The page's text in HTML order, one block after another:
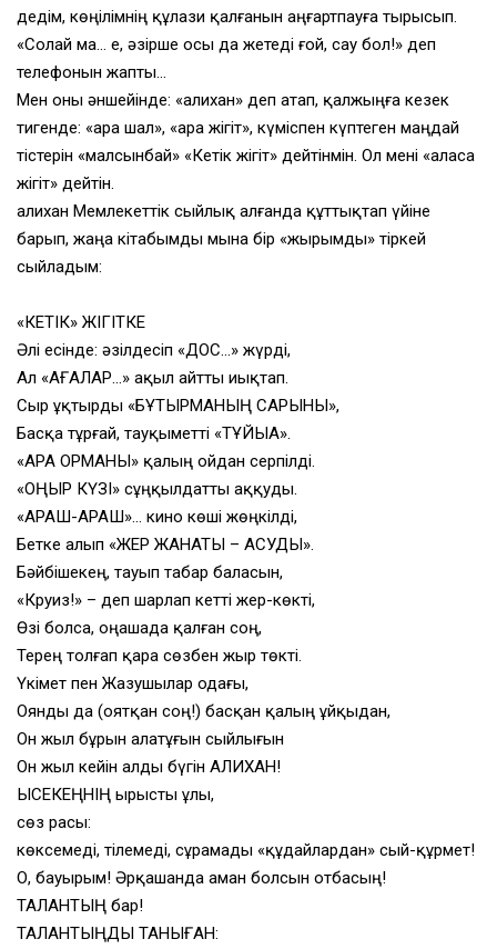
дедім, көңілімнің құлази қалғанын аңғартпауға тырысып.
«Солай ма… е, әзірше осы да жетеді ғой, сау бол!» деп
телефонын жапты…
Мен оны әншейінде: «Қалихан» деп атап, қалжыңға кезек
тигенде: «Қара шал», «Қара жігіт», күміспен күптеген маңдай
тістерін «малсынбай» «Кетік жігіт» дейтінмін. Ол мені «аласа
жігіт» дейтін.
Қалихан Мемлекеттік сыйлық алғанда құттықтап үйіне
барып, жаңа кітабымды мына бір «жырымды» тіркей
сыйладым:
«КЕТІК» ЖІГІТКЕ
Әлі есінде: әзілдесіп «ДОС…» жүрді,
Ал «АҒАЛАР…» ақыл айтты иықтап.
Сыр ұқтырды «БҰҚТЫРМАНЫҢ САРЫНЫ»,
Басқа тұрғай, тауқыметті «ТҰЙЫҚҚА».
«ҚАРА ОРМАНЫ» қалың ойдан серпілді.
«ҚОҢЫР КҮЗІ» сұңқылдатты аққуды.
«ҚАРАШ-ҚАРАШ»… кино көші жөңкілді,
Бетке алып «ЖЕР ЖАНАТЫ – АҚСУДЫ».
Бәйбішекең, тауып табар баласын,
«Круиз!» – деп шарлап кетті жер-көкті,
Өзі болса, оңашада қалған соң,
Терең толғап қара сөзбен жыр төкті.
Үкімет пен Жазушылар одағы,
Оянды да (оятқан соң!) басқан қалың ұйқыдан,
Он жыл бұрын алатұғын сыйлығын
Он жыл кейін алды бүгін ҚАЛИХАН!
ЫСЕКЕҢНІҢ ырысты ұлы,
сөз расы:
көксемеді, тілемеді, сұрамады «құдайлардан» сый-құрмет!
О, бауырым! Әрқашанда аман болсын отбасың!
ТАЛАНТЫҢ бар!
ТАЛАНТЫҢДЫ ТАНЫҒАН: